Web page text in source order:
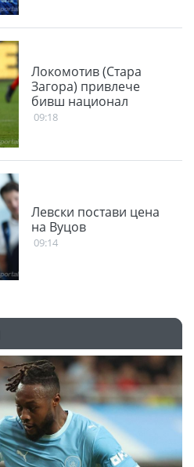
Локомотив (Стара
Загора) привлече
бивш национал
09:18
Левски постави цена
на Вуцов
09:14